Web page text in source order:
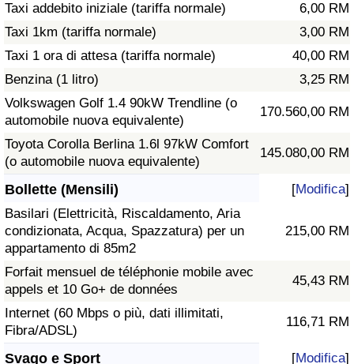
Taxi addebito iniziale (tariffa normale)
6,00 RM
Taxi 1km (tariffa normale)
3,00 RM
Taxi 1 ora di attesa (tariffa normale)
40,00 RM
Benzina (1 litro)
3,25 RM
Volkswagen Golf 1.4 90kW Trendline (o
automobile nuova equivalente)
170.560,00 RM
Toyota Corolla Berlina 1.6l 97kW Comfort
(o automobile nuova equivalente)
145.080,00 RM
Bollette (Mensili) [Modifica]
Basilari (Elettricità, Riscaldamento, Aria
condizionata, Acqua, Spazzatura) per un
appartamento di 85m2
215,00 RM
Forfait mensuel de téléphonie mobile avec
appels et 10 Go+ de données
45,43 RM
Internet (60 Mbps o più, dati illimitati,
Fibra/ADSL)
116,71 RM
Svago e Sport [Modifica]